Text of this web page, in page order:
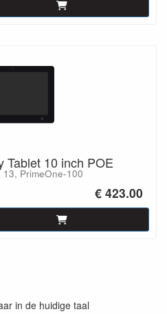
Tablet 10 inch POE
PrimeOne-100
€ 423.00
in de huidige taal